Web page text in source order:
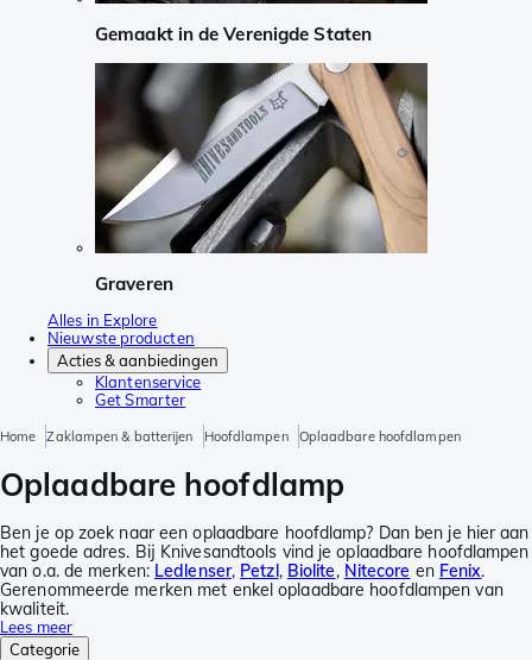
Gemaakt in de Verenigde Staten
Graveren
Alles in Explore
Nieuwste producten
Acties & aanbiedingen
Klantenservice
Get Smarter
Home Zaklampen & batterijen Hoofdlampen Oplaadbare hoofdlampen
Oplaadbare hoofdlamp
Ben je op zoek naar een oplaadbare hoofdlamp? Dan ben je hier aan
het goede adres. Bij Knivesandtools vind je oplaadbare hoofdlampen
van o.a. de merken: Ledlenser, Petzl, Biolite, Nitecore en Fenix.
Gerenommeerde merken met enkel oplaadbare hoofdlampen van
kwaliteit.
Lees meer
Categorie